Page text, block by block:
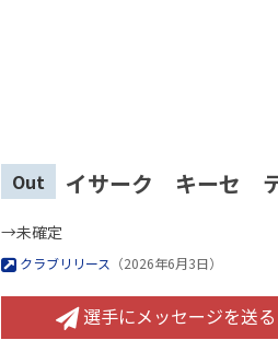
Out イサーク キーセ
→未確定
クラブリリース （2026年6月3日）
選手にメッセージを送る